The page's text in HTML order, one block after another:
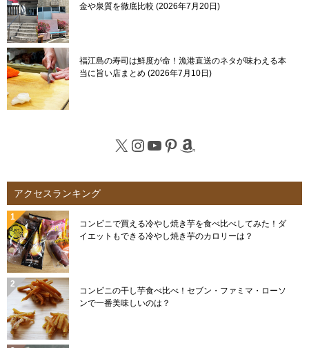
金や泉質を徹底比較 2026年7月20日
福江島の寿司は鮮度が命！漁港直送のネタが味わえる本
当に旨い店まとめ 2026年7月10日
X Instagram
YouTube
Pinterest
Amazon
アクセスランキング
コンビニで買える冷やし焼き芋を食べ比べしてみた！ダ
イエットもできる冷やし焼き芋のカロリーは？
コンビニの干し芋食べ比べ！セブン・ファミマ・ローソ
ンで一番美味しいのは？